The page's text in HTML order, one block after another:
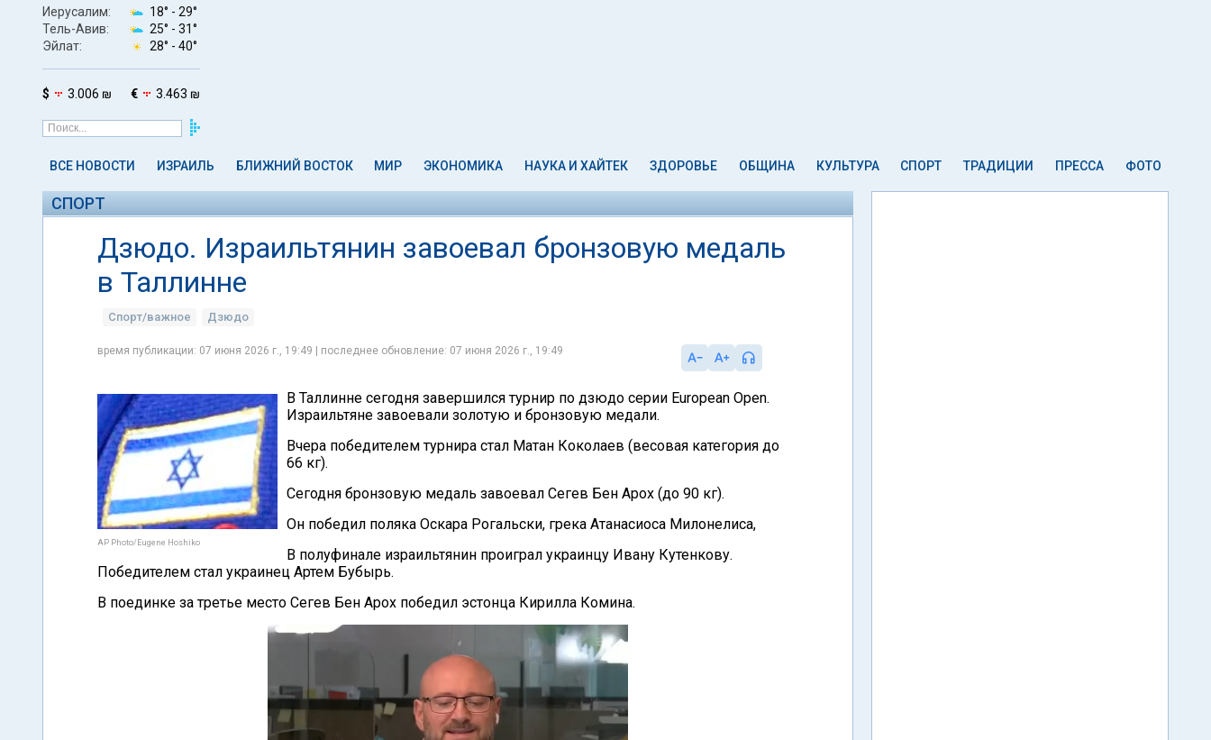
Иерусалим: 18° - 29°
Тель-Авив:
25° - 31°
Эйлат:
28° - 40°
$ 3.006 ₪ € 3.463 ₪
ВСЕ НОВОСТИ ИЗРАИЛЬ БЛИЖНИЙ ВОСТОК МИР ЭКОНОМИКА НАУКА И ХАЙТЕК ЗДОРОВЬЕ ОБЩИНА КУЛЬТУРА СПОРТ ТРАДИЦИИ ПРЕССА ФОТО
СПОРТ
Дзюдо. Израильтянин завоевал бронзовую медаль
в Таллинне
Спорт/важное Дзюдо
время публикации: 07 июня 2026 г., 19:49 | последнее обновление: 07 июня 2026 г., 19:49
AP Photo/Eugene Hoshiko
В Таллинне сегодня завершился турнир по дзюдо серии European Open.
Израильтяне завоевали золотую и бронзовую медали.
Вчера победителем турнира стал Матан Коколаев (весовая категория до
66 кг).
Сегодня бронзовую медаль завоевал Сегев Бен Арох (до 90 кг).
Он победил поляка Оскара Рогальски, грека Атанасиоса Милонелиса,
В полуфинале израильтянин проиграл украинцу Ивану Кутенкову.
Победителем стал украинец Артем Бубырь.
В поединке за третье место Сегев Бен Арох победил эстонца Кирилла Комина.